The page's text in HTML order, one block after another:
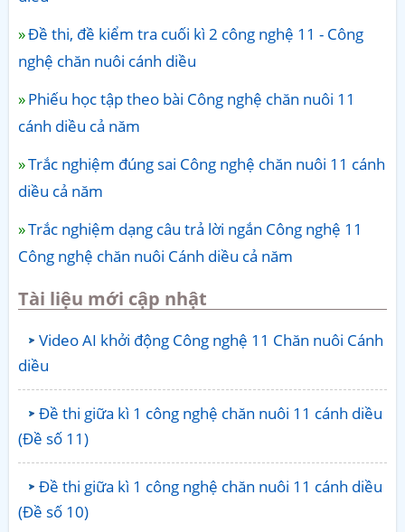
Đề thi, đề kiểm tra cuối kì 2 công nghệ 11 - Công
nghệ chăn nuôi cánh diều
Phiếu học tập theo bài Công nghệ chăn nuôi 11
cánh diều cả năm
Trắc nghiệm đúng sai Công nghệ chăn nuôi 11 cánh
diều cả năm
Trắc nghiệm dạng câu trả lời ngắn Công nghệ 11
Công nghệ chăn nuôi Cánh diều cả năm
Tài liệu mới cập nhật
Video AI khởi động Công nghệ 11 Chăn nuôi Cánh
diều
Đề thi giữa kì 1 công nghệ chăn nuôi 11 cánh diều
(Đề số 11)
Đề thi giữa kì 1 công nghệ chăn nuôi 11 cánh diều
(Đề số 10)